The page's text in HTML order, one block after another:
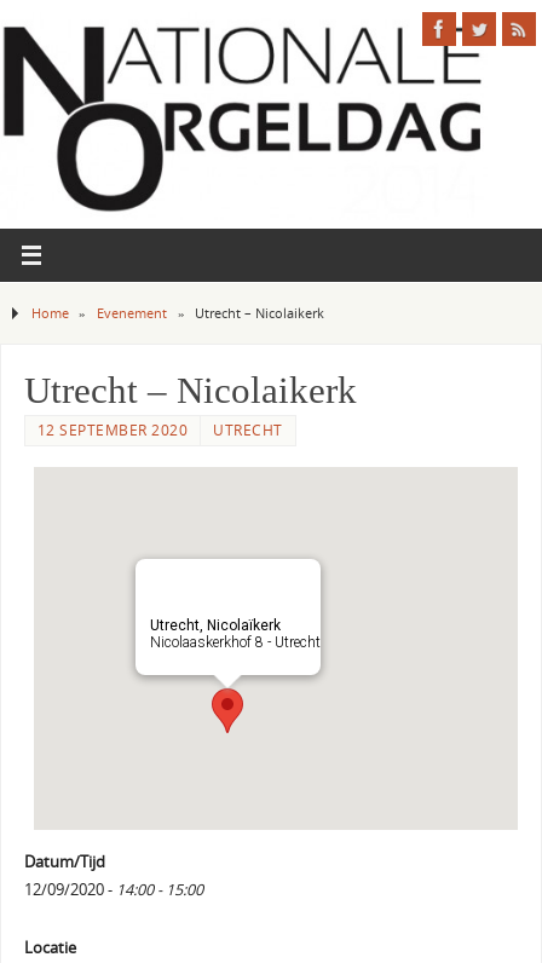
Home » Evenement » Utrecht – Nicolaikerk
Utrecht – Nicolaikerk
12 SEPTEMBER 2020 UTRECHT
Utrecht, Nicolaïkerk
Nicolaaskerkhof 8 - Utrecht
Datum/Tijd
12/09/2020 - 14:00 - 15:00
Locatie